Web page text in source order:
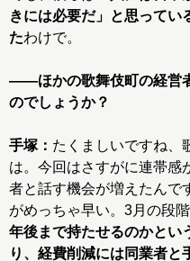
きには必要だ」と思ってい
たわけで。
――ほかの歌舞伎町の経営
のでしょうか？
手塚： たくましいですね、
は。今回はさすがに連帯感
者と話す機会が増えたんで
がめっちゃ早い。3月の段階
年後まで持たせるのかとい
り、経費削減には同業者と